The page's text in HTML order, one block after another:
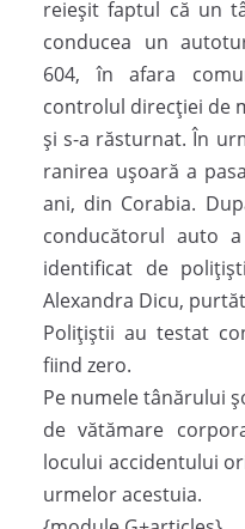
reieșit faptul că un
conducea un
604, în afara
controlul direcției de
și s-a răsturnat. În
ranirea ușoară a
ani, din Corabia.
conducătorul auto
identificat de
Alexandra Dicu,
Polițiștii au testat
fiind zero.
Pe numele tânărului
de vătămare
locului accidentului
urmelor acestuia.